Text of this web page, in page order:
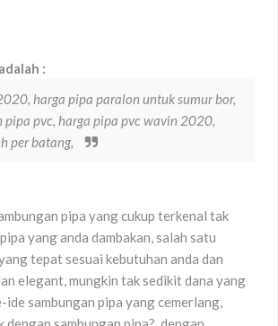
:
harga pipa paralon untuk sumur bor,
pvc, harga pipa pvc wavin 2020,
per batang,
pipa yang cukup terkenal tak
yang anda dambakan, salah satu
tepat sesuai kebutuhan anda dan
elegant, mungkin tak sedikit dana yang
ide sambungan pipa yang cemerlang,